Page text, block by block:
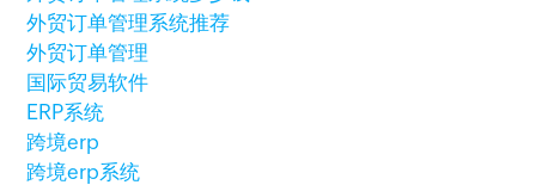
外贸订单管理系统推荐
外贸订单管理
国际贸易软件
ERP系统
跨境erp
跨境erp系统